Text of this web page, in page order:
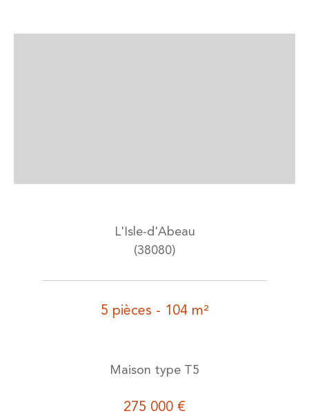
L'Isle-d'Abeau
(38080)
5 pièces - 104 m²
Maison type T5
275 000 €